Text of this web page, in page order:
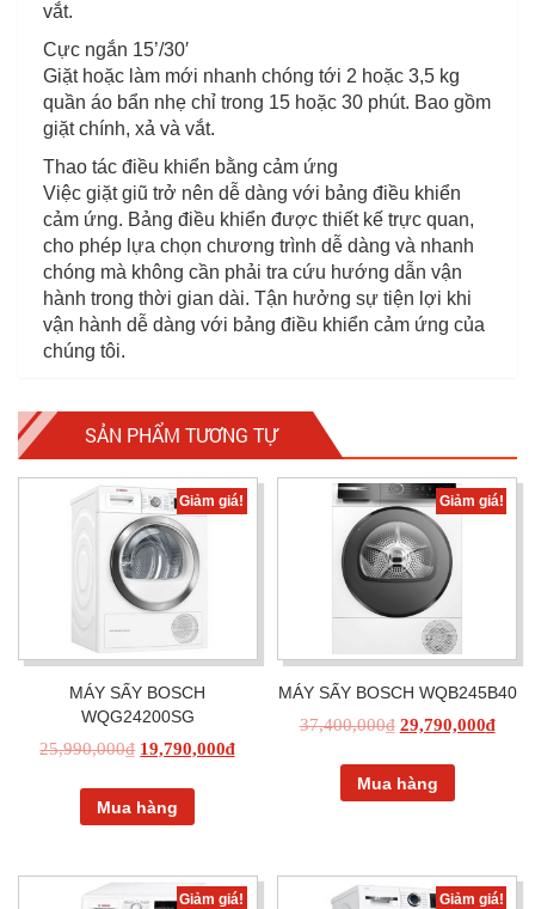
vắt.
Cực ngắn 15’/30′
Giặt hoặc làm mới nhanh chóng tới 2 hoặc 3,5 kg
quần áo bẩn nhẹ chỉ trong 15 hoặc 30 phút. Bao gồm
giặt chính, xả và vắt.
Thao tác điều khiển bằng cảm ứng
Việc giặt giũ trở nên dễ dàng với bảng điều khiển
cảm ứng. Bảng điều khiển được thiết kế trực quan,
cho phép lựa chọn chương trình dễ dàng và nhanh
chóng mà không cần phải tra cứu hướng dẫn vận
hành trong thời gian dài. Tận hưởng sự tiện lợi khi
vận hành dễ dàng với bảng điều khiển cảm ứng của
chúng tôi.
SẢN PHẨM TƯƠNG TỰ
Giảm giá!
MÁY SẤY BOSCH
WQG24200SG
25,990,000₫ 19,790,000₫
Mua hàng
Giảm giá!
MÁY SẤY BOSCH WQB245B40
37,400,000₫ 29,790,000₫
Mua hàng
Giảm giá! Giảm giá!